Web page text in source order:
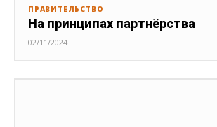
ПРАВИТЕЛЬСТВО
На принципах партнёрства
02/11/2024